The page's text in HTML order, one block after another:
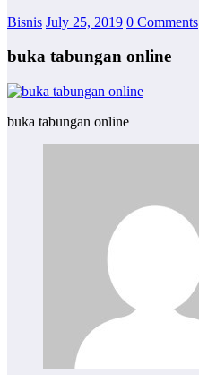
Bisnis July 25, 2019 0 Comments
buka tabungan online
buka tabungan online